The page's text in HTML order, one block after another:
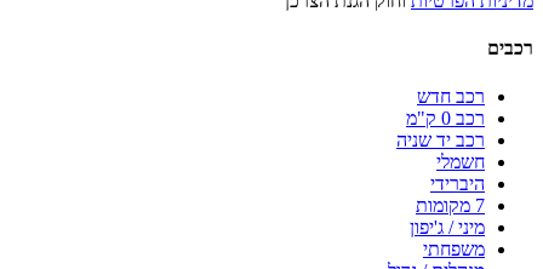
רכבים
רכב חדש
רכב 0 ק"מ
רכב יד שניה
חשמלי
היברידי
7 מקומות
מיני / ג'יפון
משפחתי